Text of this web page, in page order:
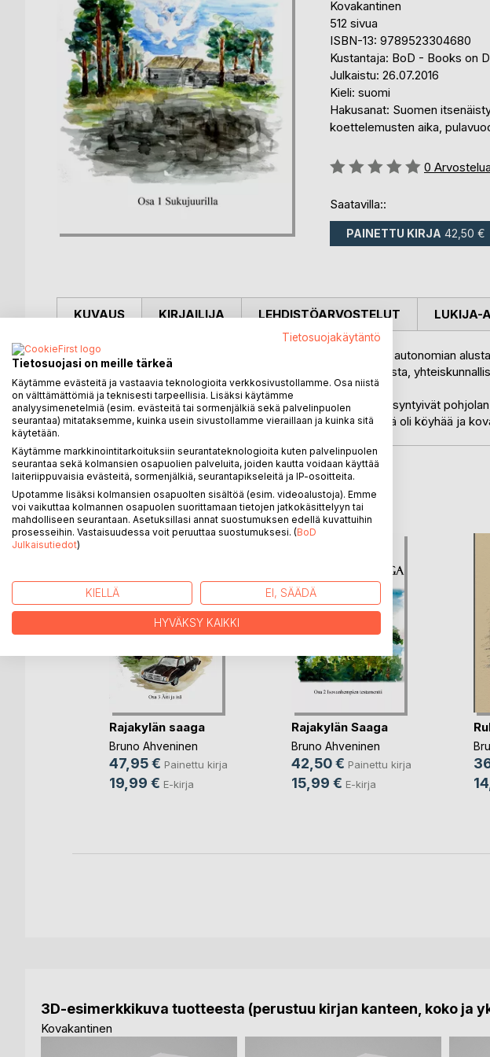
Kovakantinen
512 sivua
ISBN-13: 9789523304680
Kustantaja: BoD - Books on
Julkaistu: 26.07.2016
Kieli: suomi
Hakusanat: Suomen
koettelemusten aika,
Arvostelu::
0 Arvostelua
Saatavilla::
PAINETTU KIRJA 42,50 €
KUVAUS
Rajakylän Saaga on sukutarina Pielisen Karjalasta Suomen autonomian
Suvun tarinan lisäksi siinä seurataan myös maamme poliittista,
aikakauden.
Ensimmäisessä osassa kuvataan autonomian aikaa, jolloin syntyivät
kantatilalliset että torpparit ottivat leipänsä kaskesta. Elämä oli köyhää ja
KIRJAILIJA LEHDISTÖARVOSTELUT LUKIJA-
LISÄÄ KIRJOJA BoD:LLA
Rajakylän saaga
Bruno Ahveninen
47,95 € Painettu kirja
19,99 € E-kirja
Rajakylän Saaga
Bruno Ahveninen
42,50 € Painettu kirja
15,99 € E-kirja
3D-esimerkkikuva tuotteesta (perustuu kirjan kanteen, koko ja
Kovakantinen
Tietosuojakäytäntö
Tietosuojasi on meille tärkeä
Käytämme evästeitä ja vastaavia teknologioita verkkosivustollamme. Osa niistä
on välttämättömiä ja teknisesti tarpeellisia. Lisäksi käytämme
analyysimenetelmiä (esim. evästeitä tai sormenjälkiä sekä palvelinpuolen
seurantaa) mitataksemme, kuinka usein sivustollamme vieraillaan ja kuinka sitä
käytetään.
Käytämme markkinointitarkoituksiin seurantateknologioita kuten palvelinpuolen
seurantaa sekä kolmansien osapuolien palveluita, joiden kautta voidaan käyttää
laiteriippuvaisia evästeitä, sormenjälkiä, seurantapikseleitä ja IP-osoitteita.
Upotamme lisäksi kolmansien osapuolten sisältöä (esim. videoalustoja). Emme
voi vaikuttaa kolmannen osapuolen suorittamaan tietojen jatkokäsittelyyn tai
mahdolliseen seurantaan. Asetuksillasi annat suostumuksen edellä kuvattuihin
prosesseihin. Vastaisuudessa voit peruuttaa suostumuksesi. (BoD
Julkaisutiedot)
KIELLÄ EI, SÄÄDÄ
HYVÄKSY KAIKKI